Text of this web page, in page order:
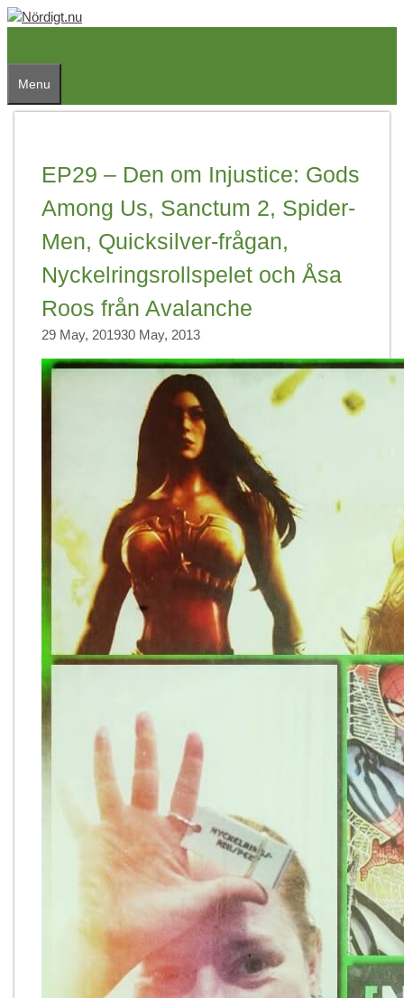
Skip
Menu
EP29 – Den om Injustice: Gods
Among Us, Sanctum 2, Spider-
Men, Quicksilver-frågan,
Nyckelringsrollspelet och Åsa
Roos från Avalanche
29 May, 201930 May, 2013